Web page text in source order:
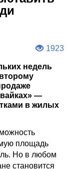
1923
недель
—
в жилых
площадь
Но в любом
становится